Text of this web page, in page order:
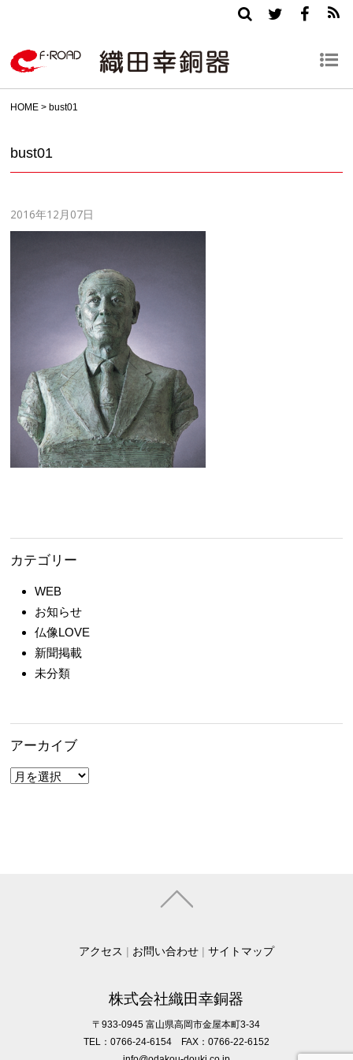
HOME > bust01
bust01
2016年12月07日
カテゴリー
WEB
お知らせ
仏像LOVE
新聞掲載
未分類
アーカイブ
ア
アクセス | お問い合わせ| サイトマップ
株式会社織田幸銅器
〒933-0945 富山県高岡市金屋本町3-34
TEL：0766-24-6154 FAX：0766-22-6152